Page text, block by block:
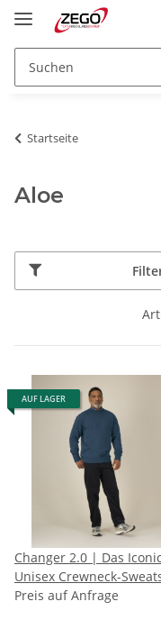
Startseite
Aloe
AUF LAGER
Changer 2.0 | Das Iconic
Unisex Crewneck-
Preis auf Anfrage